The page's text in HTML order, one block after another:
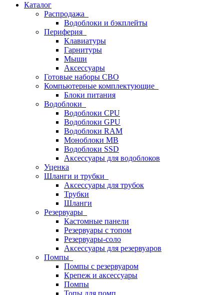
Каталог
Распродажа
Водоблоки и бэкплейты
Периферия
Клавиатуры
Гарнитуры
Мыши
Аксессуары
Готовые наборы СВО
Компьютерные комплектующие
Блоки питания
Водоблоки
Водоблоки CPU
Водоблоки GPU
Водоблоки RAM
Моноблоки MB
Водоблоки SSD
Аксессуары для водоблоков
Уценка
Шланги и трубки
Аксессуары для трубок
Трубки
Шланги
Резервуары
Кастомные панели
Резервуары с топом
Резервуары-соло
Аксессуары для резервуаров
Помпы
Помпы с резервуаром
Крепеж и аксессуары
Помпы
Топы для помп